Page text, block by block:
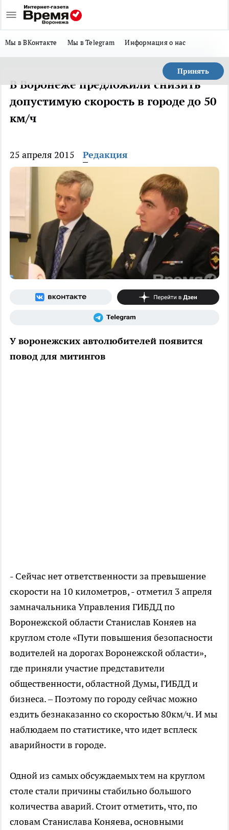
Мы в ВКонтакте Мы в Telegram Информация о нас
Принять
В Воронеже предложили снизить
допустимую скорость в городе до 50
км/ч
25 апреля 2015 Редакция
У воронежских автолюбителей появится
повод для митингов
- Сейчас нет ответственности за превышение
скорости на 10 километров, - отметил 3 апреля
замначальника Управления ГИБДД по
Воронежской области Станислав Коняев на
круглом столе «Пути повышения безопасности
водителей на дорогах Воронежской области»,
где приняли участие представители
общественности, областной Думы, ГИБДД и
бизнеса. – Поэтому по городу сейчас можно
ездить безнаказанно со скоростью 80км/ч. И мы
наблюдаем по статистике, что идет всплеск
аварийности в городе.
Одной из самых обсуждаемых тем на круглом
столе стали причины стабильно большого
количества аварий. Стоит отметить, что, по
словам Станислава Коняева, основными